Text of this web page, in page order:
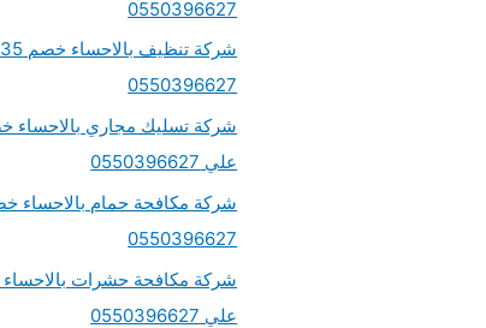
0550396627
0550396627
علي 0550396627
0550396627
علي 0550396627